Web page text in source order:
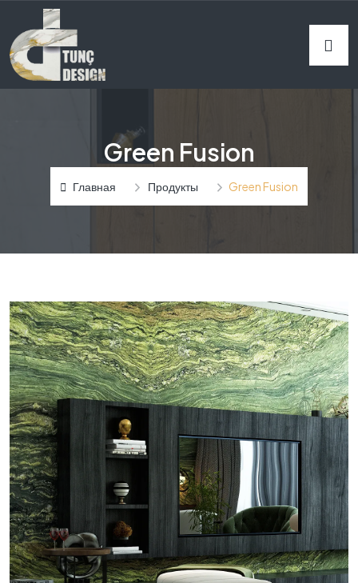
Green Fusion
Главная Продукты Green Fusion